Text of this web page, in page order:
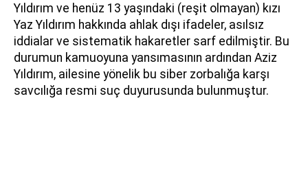
Yıldırım ve henüz 13 yaşındaki (reşit olmayan) kızı
Yaz Yıldırım hakkında ahlak dışı ifadeler, asılsız
iddialar ve sistematik hakaretler sarf edilmiştir. Bu
durumun kamuoyuna yansımasının ardından Aziz
Yıldırım, ailesine yönelik bu siber zorbalığa karşı
savcılığa resmi suç duyurusunda bulunmuştur.